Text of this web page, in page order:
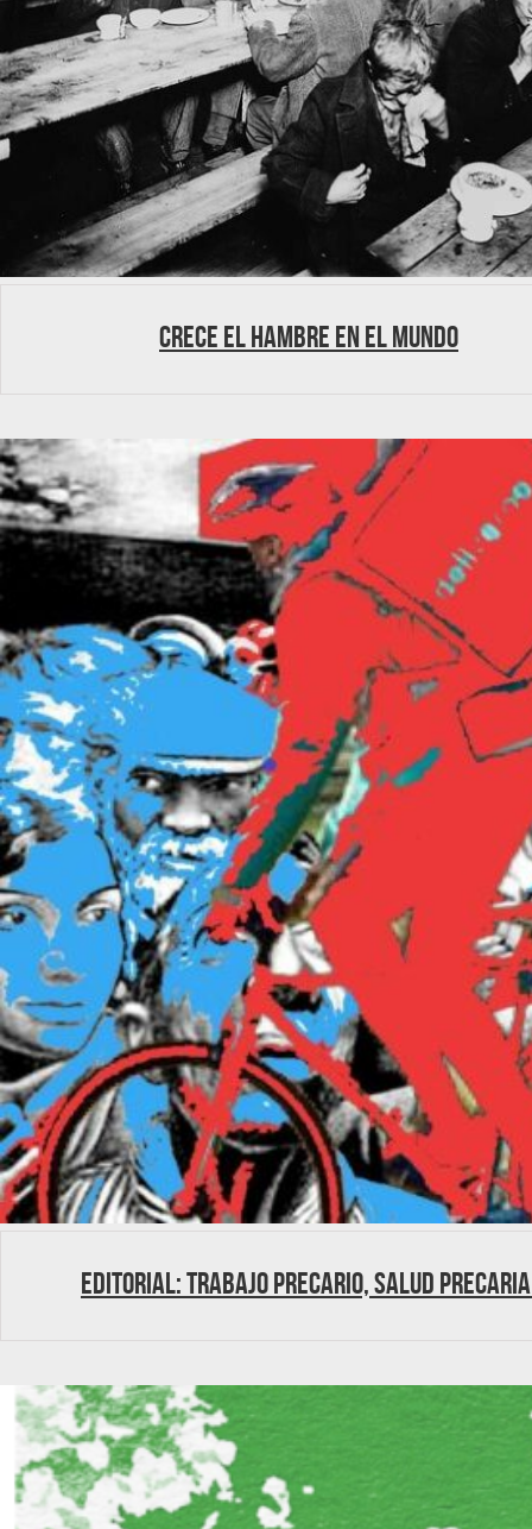
Crece el hambre en el mundo
Editorial: Trabajo precario, salud